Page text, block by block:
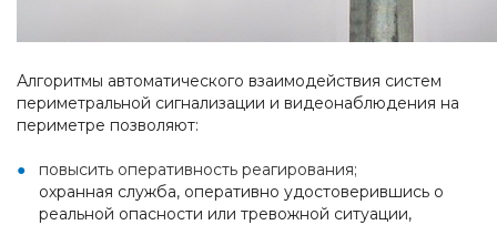
Алгоритмы автоматического взаимодействия систем
периметральной сигнализации и видеонаблюдения на
периметре позволяют:
повысить оперативность реагирования;
охранная служба, оперативно удостоверившись о
реальной опасности или тревожной ситуации,